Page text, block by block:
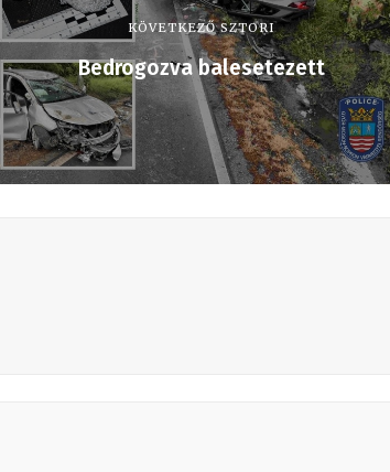
KÖVETKEZŐ SZTORI
Bedrogozva balesetezett